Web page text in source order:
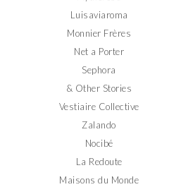
Luisaviaroma
Monnier Frères
Net a Porter
Sephora
& Other Stories
Vestiaire Collective
Zalando
Nocibé
La Redoute
Maisons du Monde